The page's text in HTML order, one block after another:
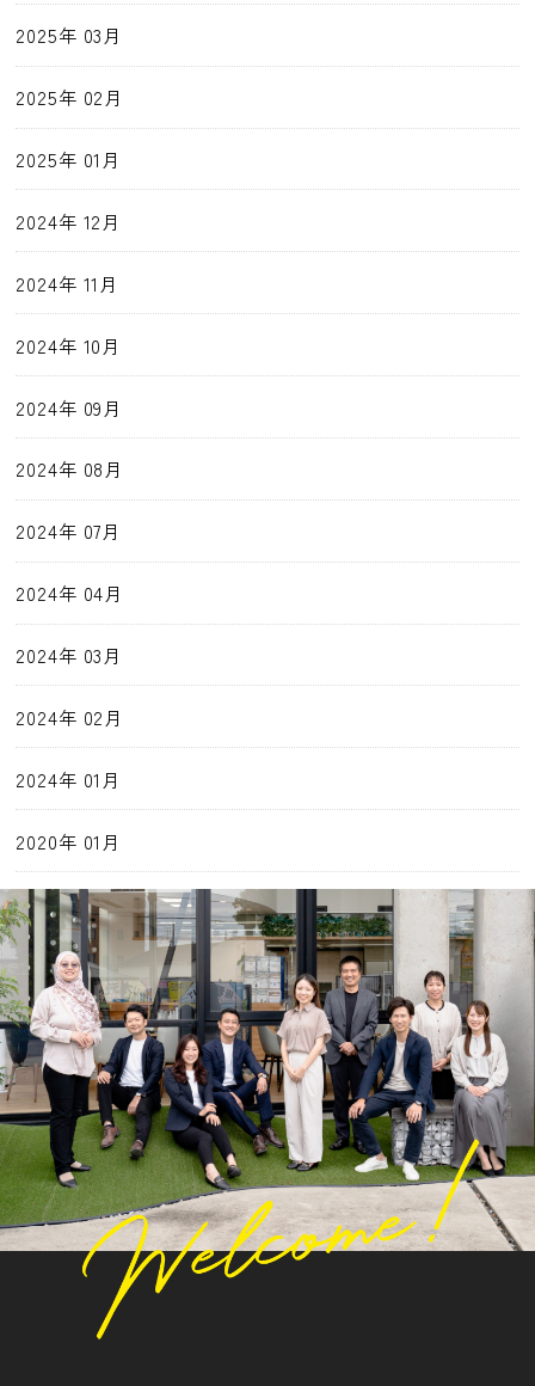
2025年 03月
2025年 02月
2025年 01月
2024年 12月
2024年 11月
2024年 10月
2024年 09月
2024年 08月
2024年 07月
2024年 04月
2024年 03月
2024年 02月
2024年 01月
2020年 01月